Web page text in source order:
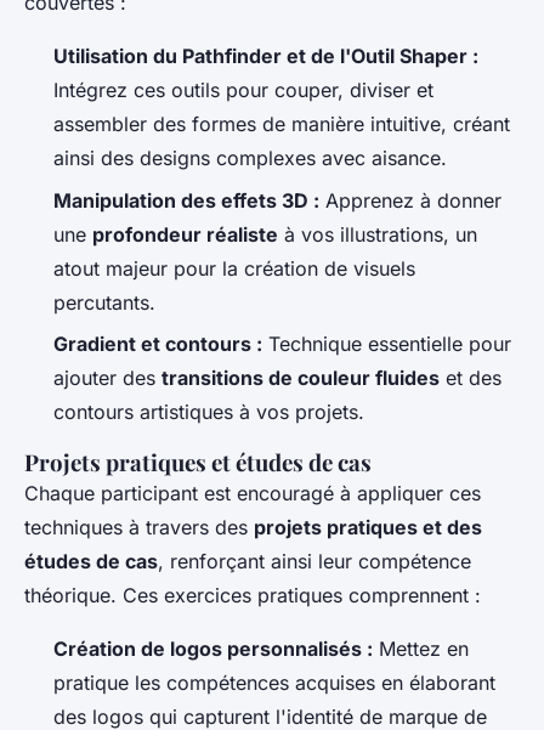
Utilisation du Pathfinder et de l'Outil Shaper :
Intégrez ces outils pour couper, diviser et
assembler des formes de manière intuitive, créant
ainsi des designs complexes avec aisance.
Manipulation des effets 3D : Apprenez à donner
une profondeur réaliste à vos illustrations, un
atout majeur pour la création de visuels
percutants.
Gradient et contours : Technique essentielle pour
ajouter des transitions de couleur fluides et des
contours artistiques à vos projets.
Projets pratiques et études de cas
Chaque participant est encouragé à appliquer ces
techniques à travers des projets pratiques et des
études de cas, renforçant ainsi leur compétence
théorique. Ces exercices pratiques comprennent :
Création de logos personnalisés : Mettez en
pratique les compétences acquises en élaborant
des logos qui capturent l'identité de marque de